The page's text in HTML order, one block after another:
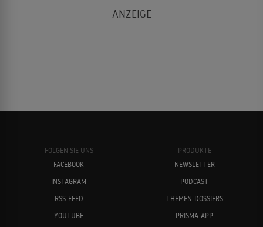
FOLGEN SIE UNS
FACEBOOK
INSTAGRAM
RSS-FEED
YOUTUBE
PRODUKTE
NEWSLETTER
PODCAST
THEMEN-DOSSIERS
PRISMA-APP